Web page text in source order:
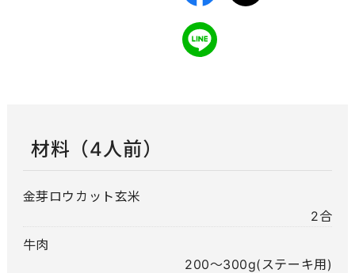
材料（4人前）
金芽ロウカット玄米
2合
牛肉
200～300g(ステーキ用)